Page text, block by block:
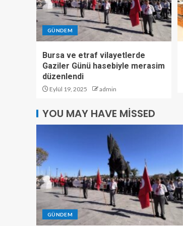
GÜNDEM
Bursa ve etraf vilayetlerde
Gaziler Günü hasebiyle merasim
düzenlendi
Eylül 19, 2025 admin
YOU MAY HAVE MISSED
GÜNDEM